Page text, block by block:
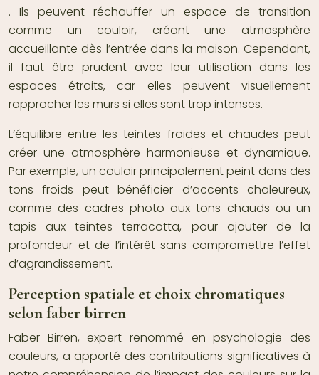
. Ils peuvent réchauffer un espace de transition
comme un couloir, créant une atmosphère
accueillante dès l’entrée dans la maison. Cependant,
il faut être prudent avec leur utilisation dans les
espaces étroits, car elles peuvent visuellement
rapprocher les murs si elles sont trop intenses.
L’équilibre entre les teintes froides et chaudes peut
créer une atmosphère harmonieuse et dynamique.
Par exemple, un couloir principalement peint dans des
tons froids peut bénéficier d’accents chaleureux,
comme des cadres photo aux tons chauds ou un
tapis aux teintes terracotta, pour ajouter de la
profondeur et de l’intérêt sans compromettre l’effet
d’agrandissement.
Perception spatiale et choix chromatiques
selon faber birren
Faber Birren, expert renommé en psychologie des
couleurs, a apporté des contributions significatives à